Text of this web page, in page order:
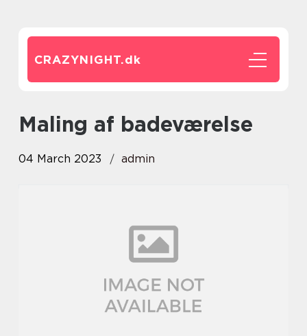
CRAZYNIGHT.dk
Maling af badeværelse
04 March 2023 admin